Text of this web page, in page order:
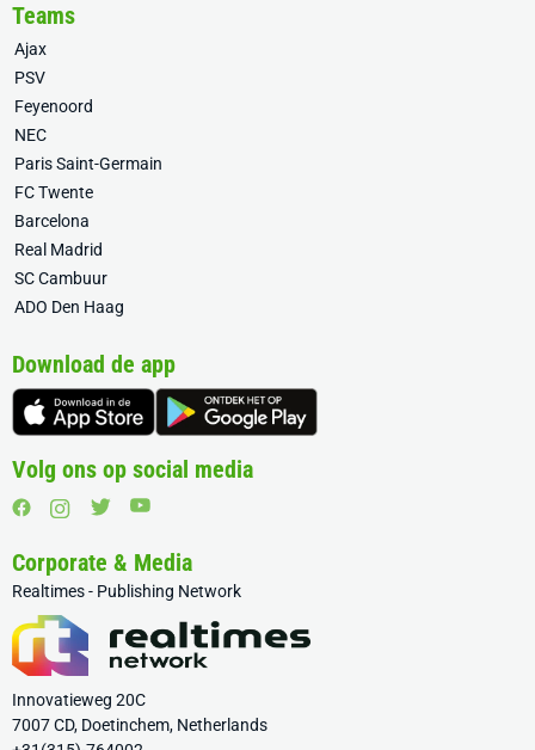
Teams
Ajax
PSV
Feyenoord
NEC
Paris Saint-Germain
FC Twente
Barcelona
Real Madrid
SC Cambuur
ADO Den Haag
Download de app
Volg ons op social media
Corporate & Media
Realtimes - Publishing Network
Innovatieweg 20C
7007 CD, Doetinchem, Netherlands